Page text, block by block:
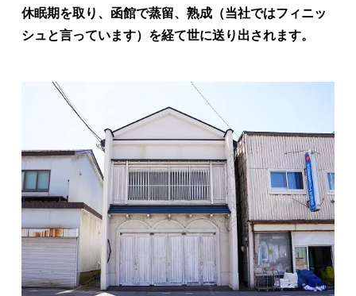
休眠期を取り、函館で蒸留、熟成（当社ではフィニッ
シュと言っています）を経て世に送り出されます。